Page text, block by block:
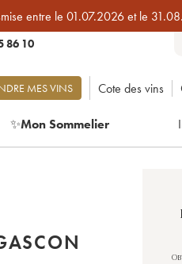
entre le 01.07.2026 et le
86 10
MES VINS Cote des vins
✨Mon Sommelier